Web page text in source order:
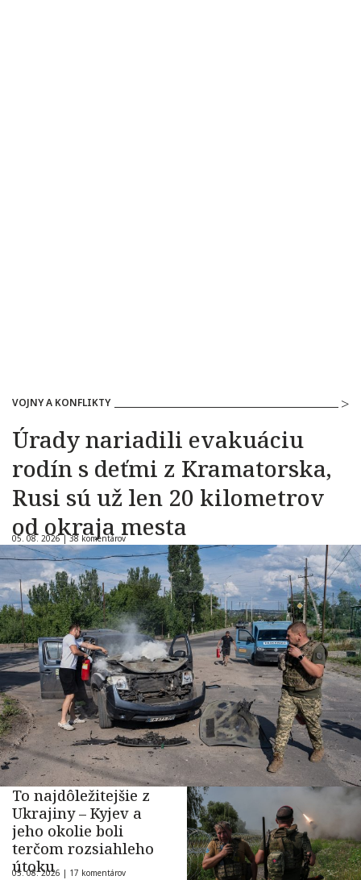
VOJNY A KONFLIKTY
Úrady nariadili evakuáciu
rodín s deťmi z Kramatorska,
Rusi sú už len 20 kilometrov
od okraja mesta
05. 08. 2026 |38 komentárov
To najdôležitejšie z
Ukrajiny – Kyjev a
jeho okolie boli
terčom rozsiahleho
útoku
05. 08. 2026 | 17 komentárov